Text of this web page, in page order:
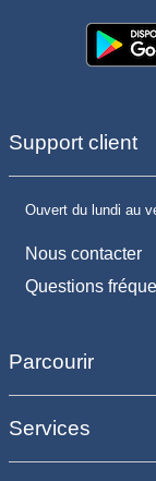
Support client
Ouvert du lundi au
Nous contacter
Questions
Parcourir
Services